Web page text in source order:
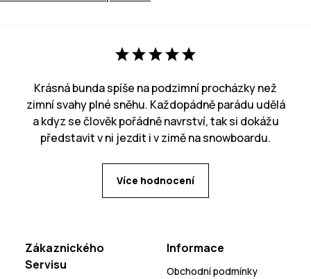
Krásná bunda spíše na podzimní procházky než
zimní svahy plné sněhu. Každopádně parádu udělá
a kdyz se člověk pořádně navrství, tak si dokážu
představit v ni jezdit i v zimě na snowboardu.
Více hodnocení
Zákaznického
Servisu
Informace
Obchodní podmínky